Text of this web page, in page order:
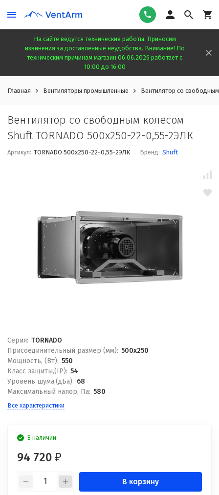
На сайте ведутся технические работы. Приносим
извинения за доставленные неудобства. Внимание! По
техническим причинам магазин 06.06.2026 работает с
10:00 до 16:00
Главная Вентиляторы промышленные Вентилятор cо
Вентилятор cо свободным колесом
Shuft TORNADO 500x250-22-0,55-2ЭЛК
Артикул: TORNADO 500x250-22-0,55-2ЭЛК Бренд: Shuft
Серия: TORNADO
Присоединительный размер (мм): 500x250
Мощность, (Вт): 550
Класс защиты,(IP): 54
Уровень шума,(дБа): 68
Максимальный напор, Па: 580
Все характеристики
В наличии
94 720 ₽
В корзину